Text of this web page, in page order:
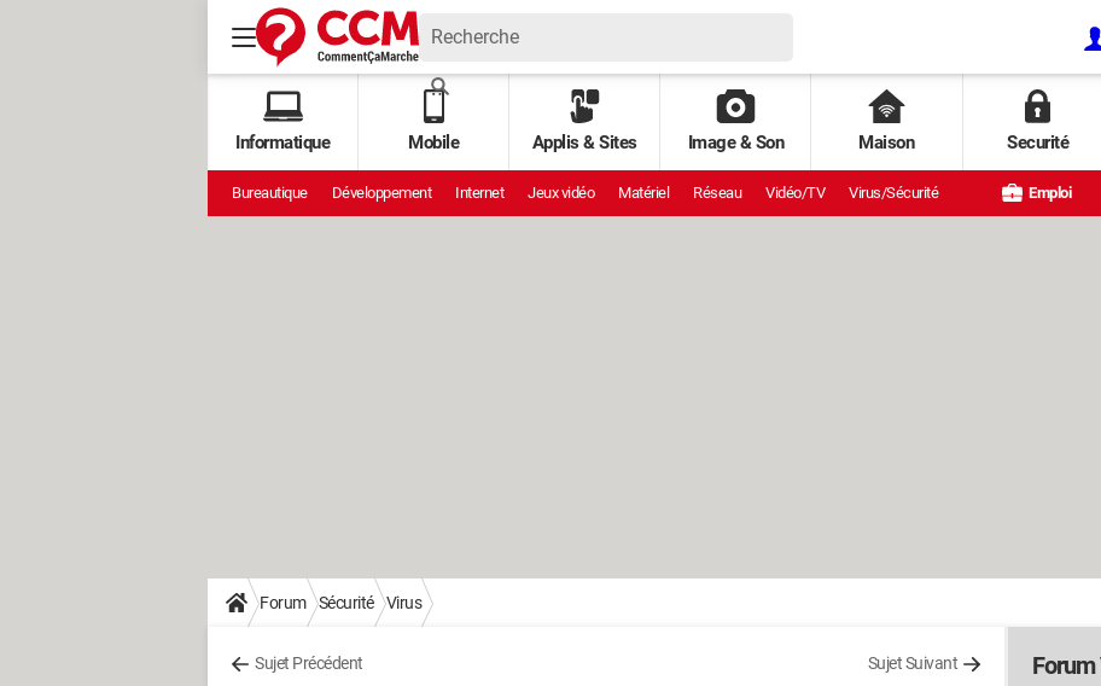
Informatique Mobile Applis & Sites Image & Son Maison Securité
Bureautique Développement Internet Jeux vidéo Matériel Réseau Vidéo/TV Virus/Sécurité Emploi
Forum Sécurité Virus
Sujet Précédent Sujet Suivant